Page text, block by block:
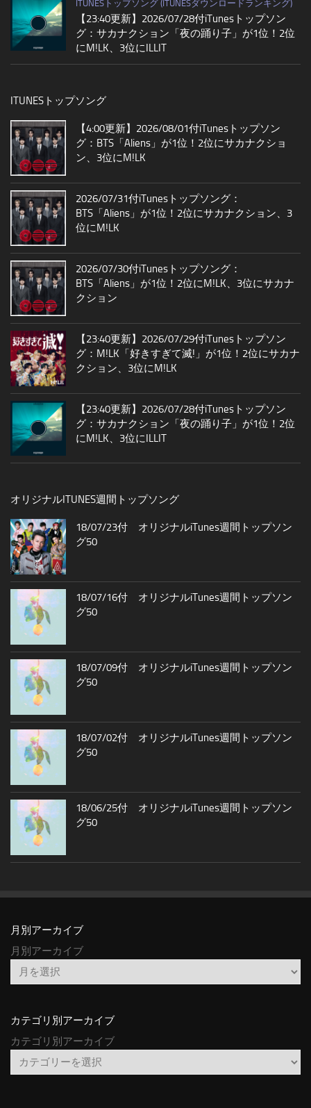
ITUNESトップソング (ITUNESダウンロードランキング)
【23:40更新】2026/07/28付iTunesトップソン
グ：サカナクション「夜の踊り子」が1位！2位
にM!LK、3位にILLIT
ITUNESトップソング
【4:00更新】2026/08/01付iTunesトップソン
グ：BTS「Aliens」が1位！2位にサカナクショ
ン、3位にM!LK
2026/07/31付iTunesトップソング：
BTS「Aliens」が1位！2位にサカナクション、3
位にM!LK
2026/07/30付iTunesトップソング：
BTS「Aliens」が1位！2位にM!LK、3位にサカナ
クション
【23:40更新】2026/07/29付iTunesトップソン
グ：M!LK「好きすぎて滅!」が1位！2位にサカナ
クション、3位にM!LK
【23:40更新】2026/07/28付iTunesトップソン
グ：サカナクション「夜の踊り子」が1位！2位
にM!LK、3位にILLIT
オリジナルITUNES週間トップソング
18/07/23付 オリジナルiTunes週間トップソン
グ50
18/07/16付 オリジナルiTunes週間トップソン
グ50
18/07/09付 オリジナルiTunes週間トップソン
グ50
18/07/02付 オリジナルiTunes週間トップソン
グ50
18/06/25付 オリジナルiTunes週間トップソン
グ50
月別アーカイブ
月別アーカイブ
カテゴリ別アーカイブ
カテゴリ別アーカイブ